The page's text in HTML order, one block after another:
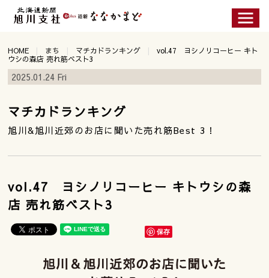
HOME まち マチカドランキング
vol.47 ヨシノリコーヒー キト
ウシの森店 売れ筋ベスト3
2025.01.24 Fri
マチカドランキング
旭川&旭川近郊のお店に聞いた売れ筋Best 3！
vol.47 ヨシノリコーヒー キトウシの森
店 売れ筋ベスト3
保存